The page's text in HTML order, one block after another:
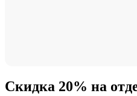
Скидка 20% на